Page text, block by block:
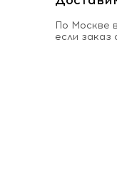
По Москве
если заказ